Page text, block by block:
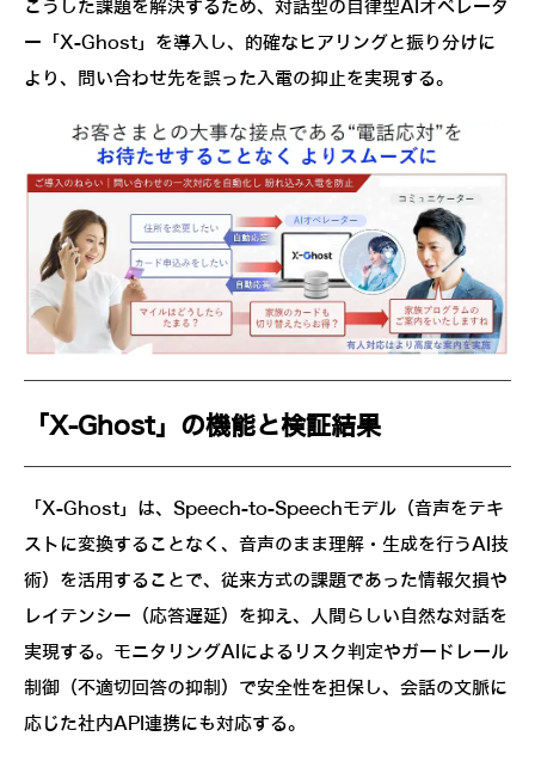
こうした課題を解決するため、対話型の自律型AIオペレータ
ー「X-Ghost」を導入し、的確なヒアリングと振り分けに
より、問い合わせ先を誤った入電の抑止を実現する。
「X-Ghost」の機能と検証結果
「X-Ghost」は、Speech-to-Speechモデル（音声をテキ
ストに変換することなく、音声のまま理解・生成を行うAI技
術）を活用することで、従来方式の課題であった情報欠損や
レイテンシー（応答遅延）を抑え、人間らしい自然な対話を
実現する。モニタリングAIによるリスク判定やガードレール
制御（不適切回答の抑制）で安全性を担保し、会話の文脈に
応じた社内API連携にも対応する。